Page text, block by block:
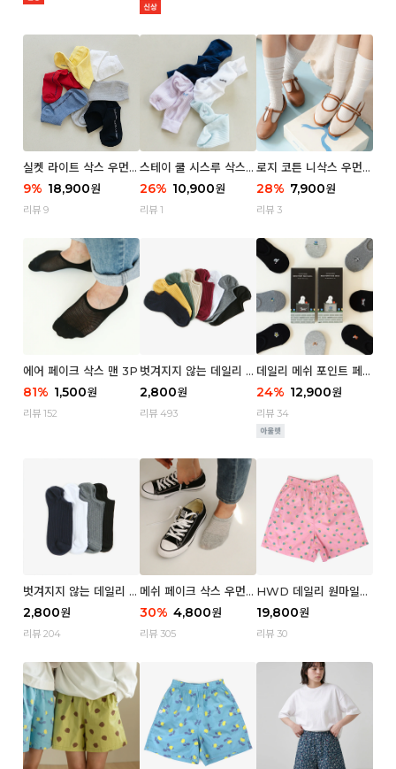
실켓 라이트 삭스 우먼 3
P
9% 18,900원
리뷰 9
스테이 쿨 시스루 삭스
우먼 2P
26% 10,900원
리뷰 1
로지 코튼 니삭스 우먼 1
P
28% 7,900원
리뷰 3
에어 페이크 삭스 맨 3P
81% 1,500원
리뷰 152
벗겨지지 않는 데일리 페
이크 삭스 (우먼)
2,800원
리뷰 493
데일리 메쉬 포인트 페이
크 삭스 우먼 4P
24% 12,900원
리뷰 34
벗겨지지 않는 데일리 페
이크 삭스 (맨)
2,800원
리뷰 204
메쉬 페이크 삭스 우먼 3
P
30% 4,800원
리뷰 305
HWD 데일리 원마일
쇼츠 - 04 Aroma (우
먼)
19,800원
리뷰 30